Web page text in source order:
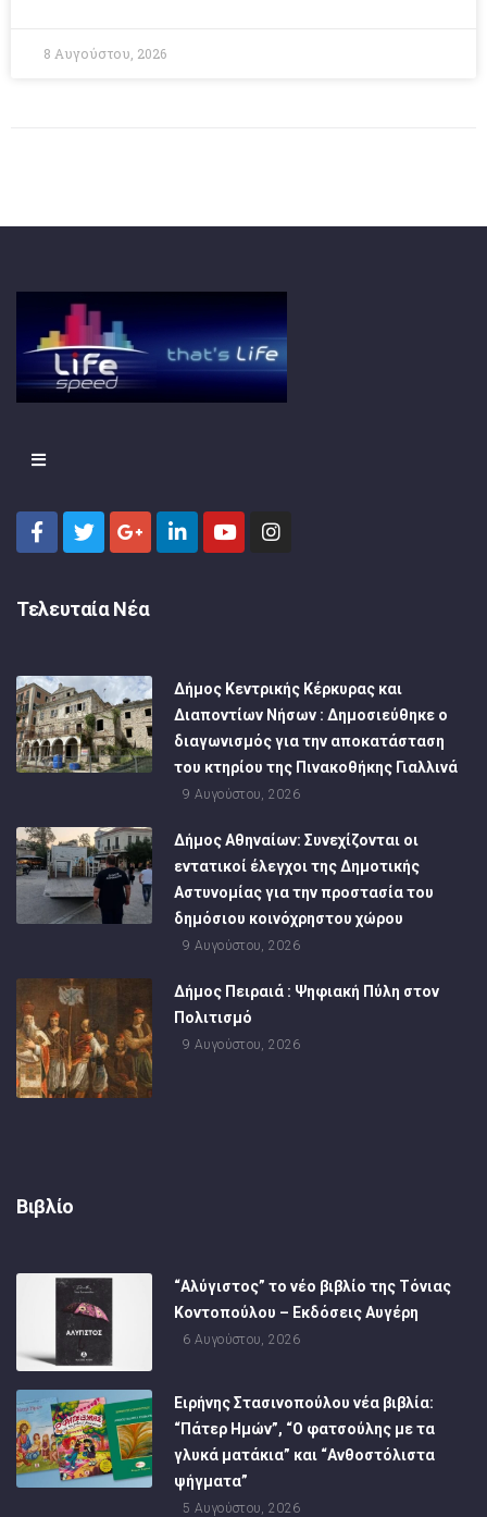
8 Αυγούστου, 2026
Τελευταία Νέα
Δήμος Κεντρικής Κέρκυρας και
Διαποντίων Νήσων : Δημοσιεύθηκε ο
διαγωνισμός για την αποκατάσταση
του κτηρίου της Πινακοθήκης Γιαλλινά
9 Αυγούστου, 2026
Δήμος Αθηναίων: Συνεχίζονται οι
εντατικοί έλεγχοι της Δημοτικής
Αστυνομίας για την προστασία του
δημόσιου κοινόχρηστου χώρου
9 Αυγούστου, 2026
Δήμος Πειραιά : Ψηφιακή Πύλη στον
Πολιτισμό
9 Αυγούστου, 2026
Βιβλίο
“Αλύγιστος” το νέο βιβλίο της Τόνιας
Κοντοπούλου – Εκδόσεις Αυγέρη
6 Αυγούστου, 2026
Ειρήνης Στασινοπούλου νέα βιβλία:
“Πάτερ Ημών”, “Ο φατσούλης με τα
γλυκά ματάκια” και “Ανθοστόλιστα
ψήγματα”
5 Αυγούστου, 2026